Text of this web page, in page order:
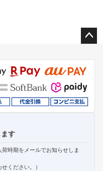
ジト
ップ
へ
す
時期をメールでお知らせしま
ください。）